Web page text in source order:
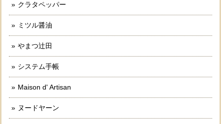
クラタペッパー
ミツル醤油
やまつ辻田
システム手帳
Maison d' Artisan
ヌードヤーン